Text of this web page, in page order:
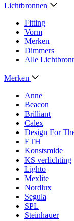
Lichtbronnen
Fitting
Vorm
Merken
Dimmers
Alle
Merken
Anne
Beacon
Brilliant
Calex
Design For
ETH
Konstsmide
KS verlichting
Lighto
Mexlite
Nordlux
Segula
SPL
Steinhauer